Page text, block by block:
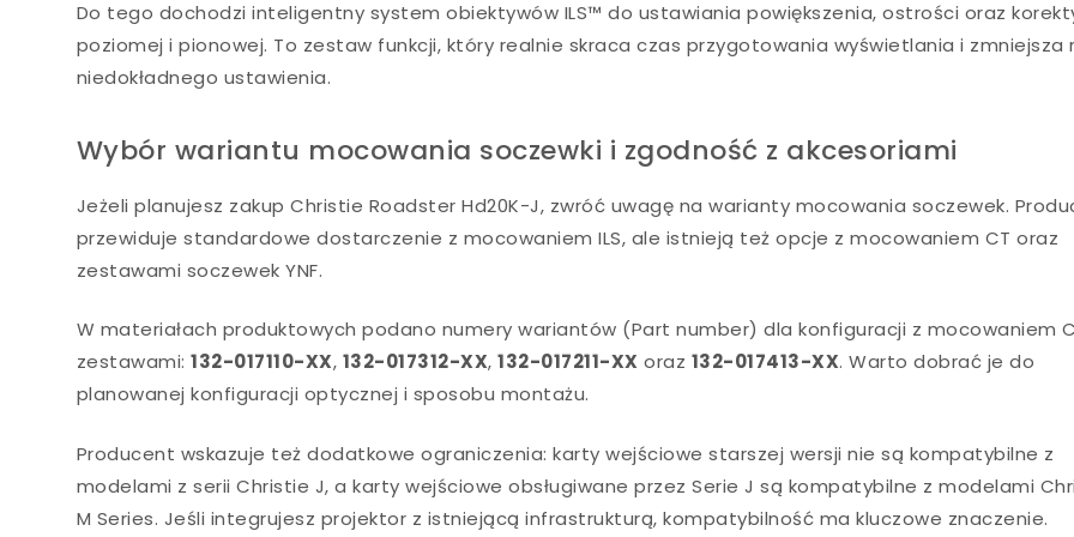
Do tego dochodzi inteligentny system obiektywów ILS™ do ustawiania powiększenia, ostrości oraz
poziomej i pionowej. To zestaw funkcji, który realnie skraca czas przygotowania wyświetlania i zmniejsza
niedokładnego ustawienia.
Wybór wariantu mocowania soczewki i zgodność z akcesoriami
Jeżeli planujesz zakup Christie Roadster Hd20K-J, zwróć uwagę na warianty mocowania soczewek.
przewiduje standardowe dostarczenie z mocowaniem ILS, ale istnieją też opcje z mocowaniem CT oraz
zestawami soczewek YNF.
W materiałach produktowych podano numery wariantów (Part number) dla konfiguracji z mocowaniem
zestawami:132-017110-XX, 132-017312-XX,132-017211-XX oraz 132-017413-XX. Warto dobrać je do
planowanej konfiguracji optycznej i sposobu montażu.
Producent wskazuje też dodatkowe ograniczenia: karty wejściowe starszej wersji nie są kompatybilne z
modelami z serii Christie J, a karty wejściowe obsługiwane przez Serie J są kompatybilne z modelami
M Series. Jeśli integrujesz projektor z istniejącą infrastrukturą, kompatybilność ma kluczowe znaczenie.